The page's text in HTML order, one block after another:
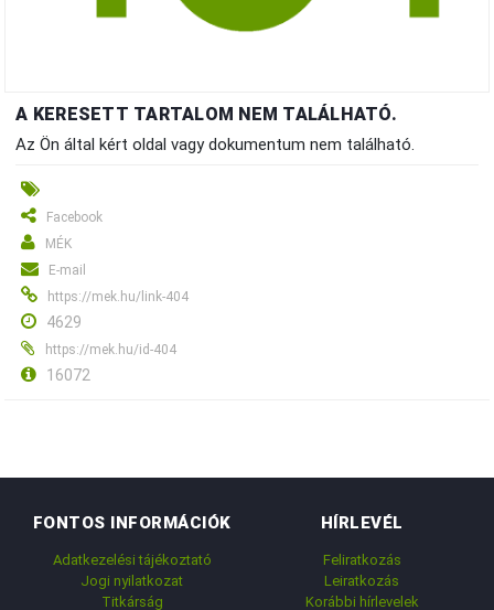
A KERESETT TARTALOM NEM TALÁLHATÓ.
Az Ön által kért oldal vagy dokumentum nem található.
Facebook
MÉK
E-mail
https://mek.hu/link-404
4629
https://mek.hu/id-404
16072
FONTOS INFORMÁCIÓK
Adatkezelési tájékoztató
Jogi nyilatkozat
Titkárság
HÍRLEVÉL
Feliratkozás
Leiratkozás
Korábbi hírlevelek